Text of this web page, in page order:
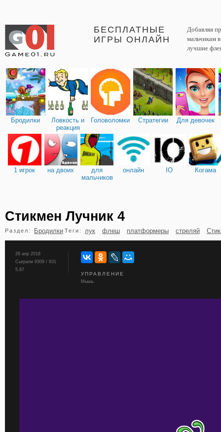
БЕСПЛАТНЫЕ
ИГРЫ ОНЛАЙН
Добавляя
мальчикам
лучшие
Бродилки
Ловкость и
реакция
Головоломки Стратегии Для девочек
1 игрок на двоих
для
мальчиков
онлайн IO Когама
бильярд карты
Стикмен Лучник 4
Раздел: Бродилки Теги: лук флеш платформеры стреляй
28 апр 2018
Сыграли 9309 / 931
5,87
УПРАВЛЕНИЕ
Мышь.